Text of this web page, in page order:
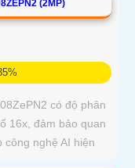
(2MP)
có độ phân
16x, đảm bảo quan
nghệ AI hiện